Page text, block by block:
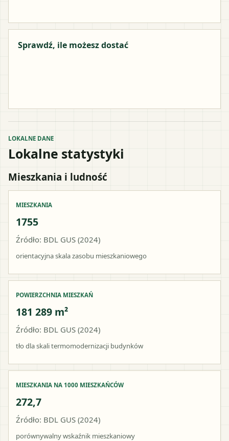
Sprawdź, ile możesz dostać
LOKALNE DANE
Lokalne statystyki
Mieszkania i ludność
MIESZKANIA
1755
Źródło: BDL GUS (2024)
orientacyjna skala zasobu mieszkaniowego
POWIERZCHNIA MIESZKAŃ
181 289 m²
Źródło: BDL GUS (2024)
tło dla skali termomodernizacji budynków
MIESZKANIA NA 1000 MIESZKAŃCÓW
272,7
Źródło: BDL GUS (2024)
porównywalny wskaźnik mieszkaniowy